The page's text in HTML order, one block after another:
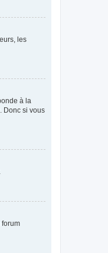
les
à la
Donc si vous
forum